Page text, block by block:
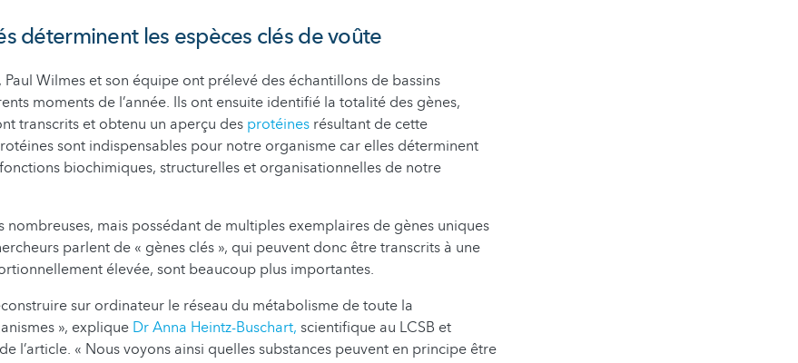
déterminent les espèces clés de voûte
Paul Wilmes et son équipe ont prélevé des échantillons de bassins
moments de l’année. Ils ont ensuite identifié la totalité des gènes,
transcrits et obtenu un aperçu des protéines résultant de cette
sont indispensables pour notre organisme car elles déterminent
biochimiques, structurelles et organisationnelles de notre
nombreuses, mais possédant de multiples exemplaires de gènes uniques
parlent de « gènes clés », qui peuvent donc être transcrits à une
élevée, sont beaucoup plus importantes.
sur ordinateur le réseau du métabolisme de toute la
», explique Dr Anna Heintz-Buschart, scientifique au LCSB et
l’article. « Nous voyons ainsi quelles substances peuvent en principe être